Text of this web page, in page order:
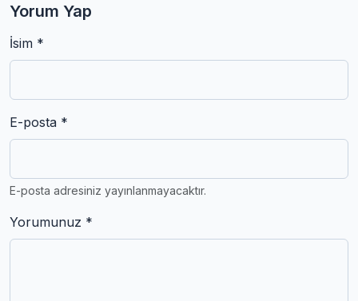
Yorum Yap
İsim *
E-posta *
E-posta adresiniz yayınlanmayacaktır.
Yorumunuz *